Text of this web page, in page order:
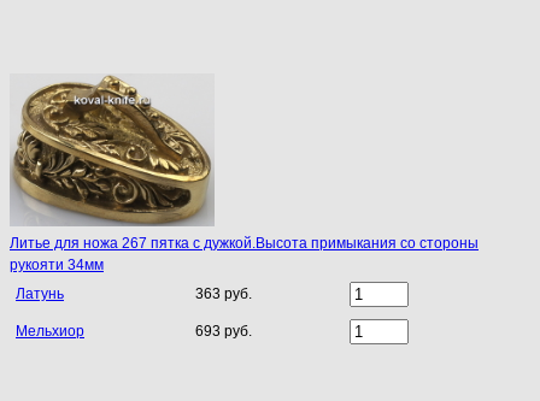
Литье для ножа 267 пятка с дужкой.Высота примыкания со стороны
рукояти 34мм
Латунь
363 руб.
Мельхиор 693 руб.